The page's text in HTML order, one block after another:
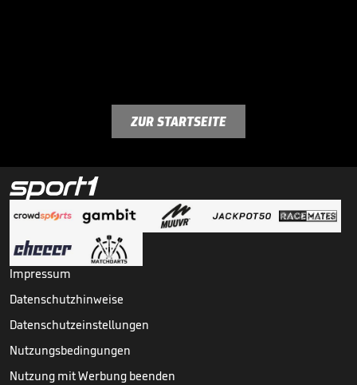
ZUR STARTSEITE
Impressum
Datenschutzhinweise
Datenschutzeinstellungen
Nutzungsbedingungen
Nutzung mit Werbung beenden